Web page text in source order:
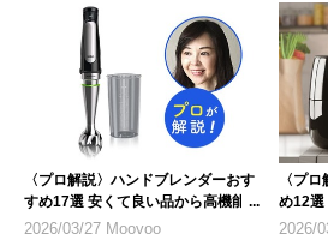
〈プロ解説〉ハンドブレンダーおす
すめ17選 安くて良い品から高機能
モデルまで
2026/03/27 Moovoo
〈プ
め12選
イプも
2026/